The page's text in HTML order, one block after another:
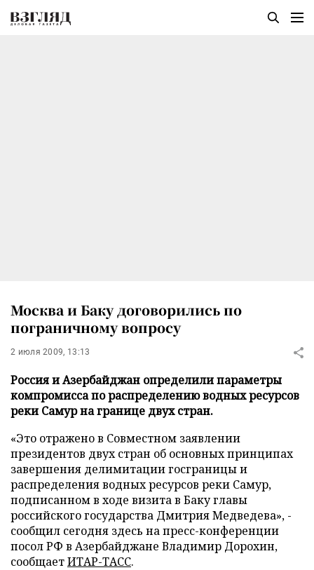
Москва и Баку договорились по
пограничному вопросу
2 июля 2009, 13:13
Россия и Азербайджан определили параметры
компромисса по распределению водных ресурсов
реки Самур на границе двух стран.
«Это отражено в Совместном заявлении
президентов двух стран об основных принципах
завершения делимитации госграницы и
распределения водных ресурсов реки Самур,
подписанном в ходе визита в Баку главы
российского государства Дмитрия Медведева», -
сообщил сегодня здесь на пресс-конференции
посол РФ в Азербайджане Владимир Дорохин,
сообщаетИТАР-ТАСС.